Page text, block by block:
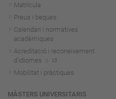
Matrícula
Preus i beques
Calendari i normatives
acadèmiques
Acreditació i reconeixement
d'idiomes
Mobilitat i pràctiques
MÀSTERS UNIVERSITARIS